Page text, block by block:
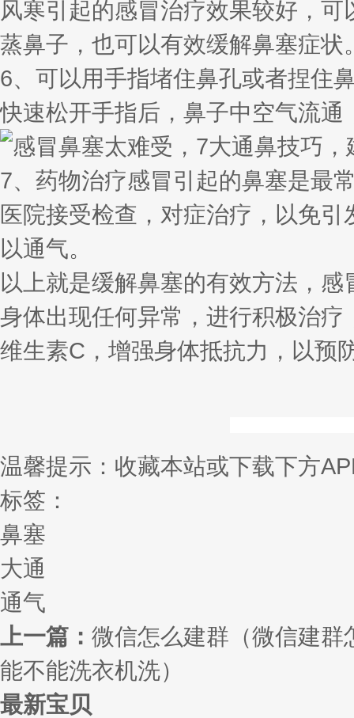
风寒引起的感冒治疗效果较好，
蒸鼻子，也可以有效缓解鼻塞症状
6、可以用手指堵住鼻孔或者捏住
快速松开手指后，鼻子中空气流
7、药物治疗感冒引起的鼻塞是最
医院接受检查，对症治疗，以免
以通气。
以上就是缓解鼻塞的有效方法，
身体出现任何异常，进行积极治
维生素C，增强身体抵抗力，以预
温馨提示：收藏本站或下载下方
标签：
鼻塞
大通
通气
上一篇： 微信怎么建群（微信建群
能不能洗衣机洗）
最新宝贝